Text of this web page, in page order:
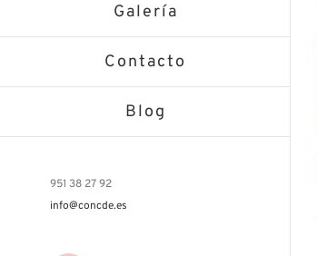
Galería
Contacto
Blog
951 38 27 92
info@concde.es